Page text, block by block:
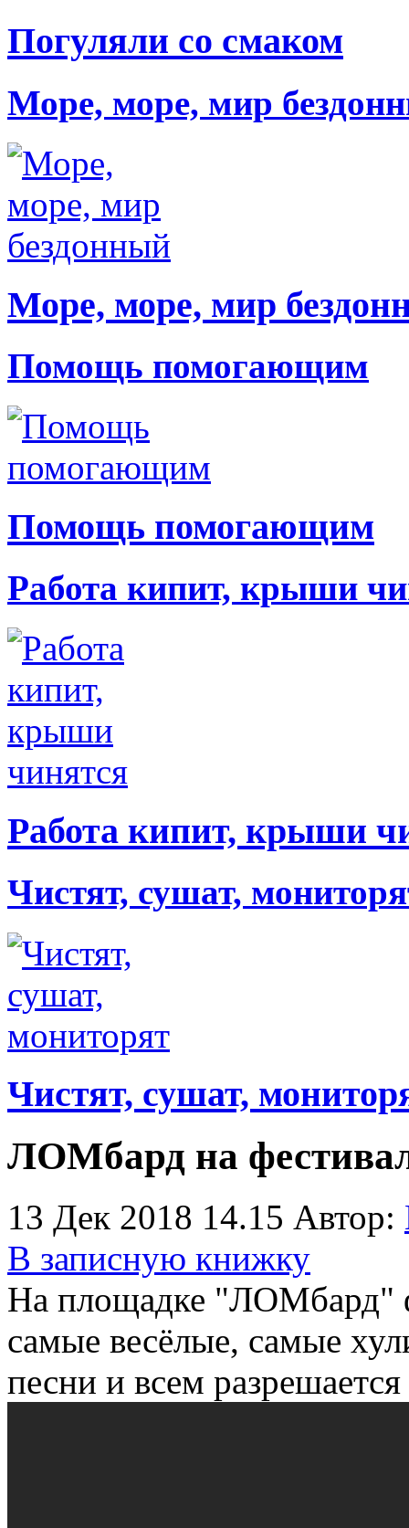
Погуляли со смаком
Море, море, мир
Море, море, мир
Помощь помогающим
Помощь помогающим
Работа кипит, крыши
Работа кипит, крыши
Чистят, сушат,
Чистят, сушат,
ЛОМбард на
13 Дек 2018 14.15 Автор:
В записную книжку
На площадке "ЛОМбард"
самые весёлые, самые
песни и всем разрешается